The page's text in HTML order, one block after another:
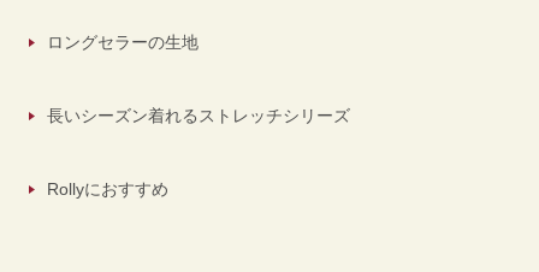
ロングセラーの生地
長いシーズン着れるストレッチシリーズ
Rollyにおすすめ